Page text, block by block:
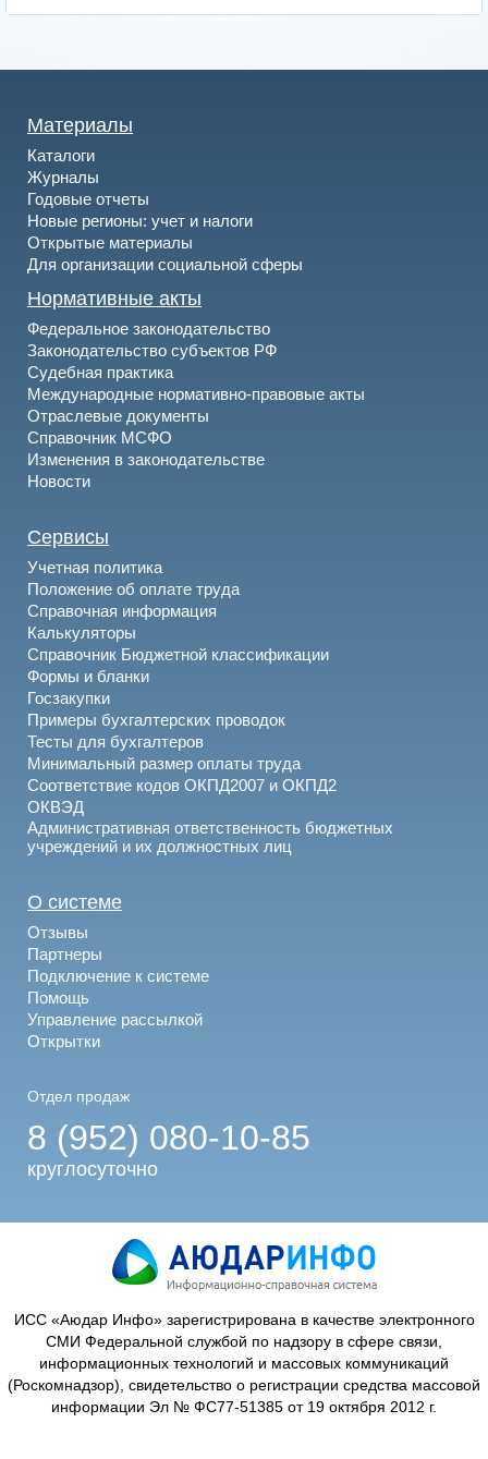
Материалы
Каталоги
Журналы
Годовые отчеты
Новые регионы: учет и налоги
Открытые материалы
Для организации социальной сферы
Нормативные акты
Федеральное законодательство
Законодательство субъектов РФ
Судебная практика
Международные нормативно-правовые акты
Отраслевые документы
Справочник МСФО
Изменения в законодательстве
Новости
Сервисы
Учетная политика
Положение об оплате труда
Справочная информация
Калькуляторы
Справочник Бюджетной классификации
Формы и бланки
Госзакупки
Примеры бухгалтерских проводок
Тесты для бухгалтеров
Минимальный размер оплаты труда
Соответствие кодов ОКПД2007 и ОКПД2
ОКВЭД
Административная ответственность бюджетных
учреждений и их должностных лиц
О системе
Отзывы
Партнеры
Подключение к системе
Помощь
Управление рассылкой
Открытки
Отдел продаж
8 (952) 080-10-85
круглосуточно
ИСС «Аюдар Инфо» зарегистрирована в качестве электронного
СМИ Федеральной службой по надзору в сфере связи,
информационных технологий и массовых коммуникаций
(Роскомнадзор), свидетельство о регистрации средства массовой
информации Эл № ФС77-51385 от 19 октября 2012 г.